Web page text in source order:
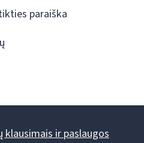
paraiška
ir paslaugos